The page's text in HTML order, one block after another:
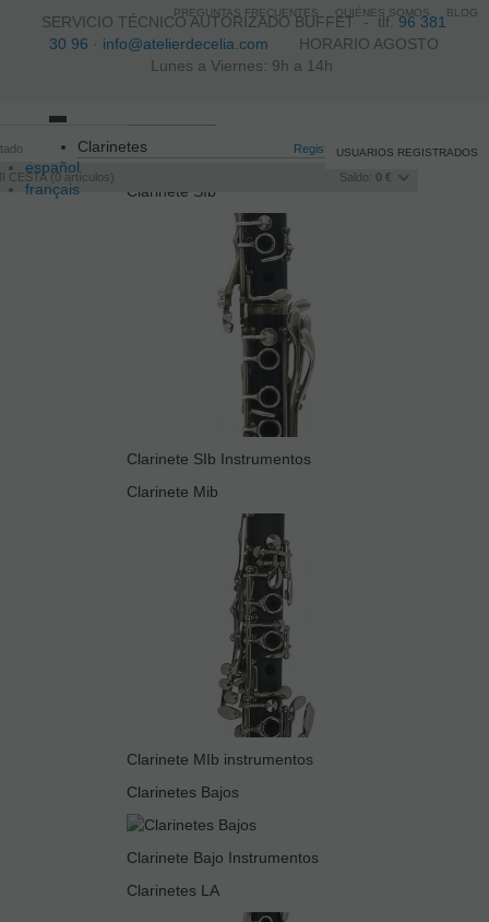
SERVICIO TÉCNICO AUTORIZADO BUFFET -tlf.96 381
30 96 · info@atelierdecelia.com HORARIO AGOSTO
Lunes a Viernes: 9h a 14h
español
français
Registro /Iniciar sesión
CESTA 0 artículos Saldo: 0 €
USUARIOS REGISTRADOS
navigation
Clarinetes
Clarinete SIb
Clarinete SIb Instrumentos
Clarinete Mib
Clarinete MIb instrumentos
Clarinetes Bajos
Clarinete Bajo Instrumentos
Clarinetes LA
PREGUNTAS FRECUENTES QUIÉNES SOMOS BLOG